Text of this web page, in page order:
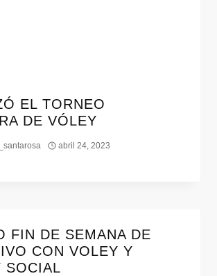
EL TORNEO
DE VÓLEY
abril 24, 2023
FIN DE SEMANA DE
CON VOLEY Y
SOCIAL